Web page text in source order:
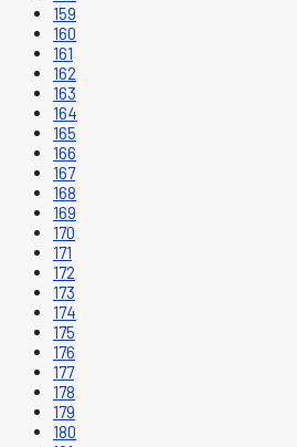
159
160
161
162
163
164
165
166
167
168
169
170
171
172
173
174
175
176
177
178
179
180